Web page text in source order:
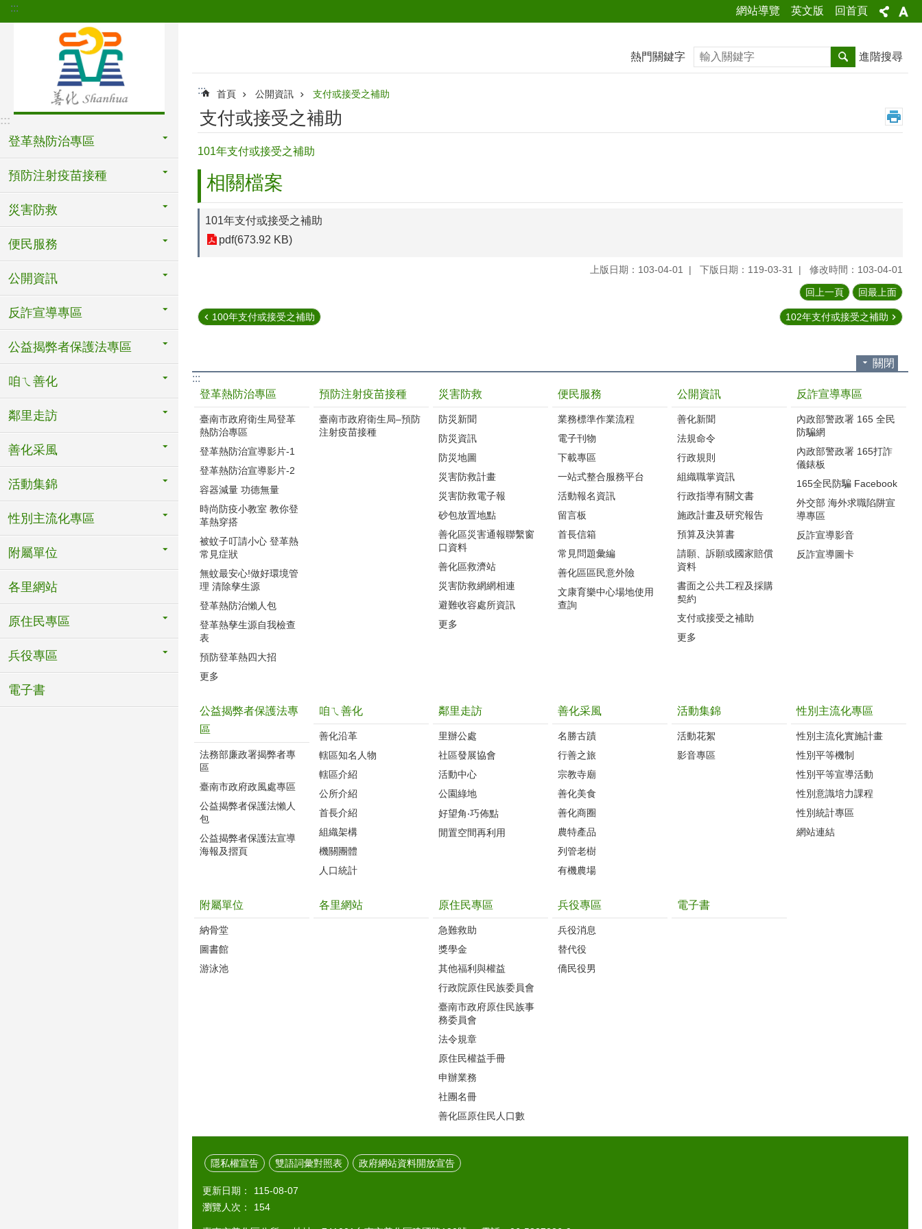
跳到主要內容區塊
::: 網站導覽 英文版 回首頁
:::
登革熱防治專區
預防注射疫苗接種
災害防救
便民服務
公開資訊
反詐宣導專區
公益揭弊者保護法專區
咱ㄟ善化
鄰里走訪
善化采風
活動集錦
性別主流化專區
附屬單位
各里網站
原住民專區
兵役專區
電子書
熱門關鍵字 搜尋 進階搜尋
::: 首頁 公開資訊 支付或接受之補助
支付或接受之補助
101年支付或接受之補助
相關檔案
101年支付或接受之補助
pdf(673.92 KB)
上版日期：103-04-01 下版日期：119-03-31 修改時間：103-04-01
回上一頁 回最上面
100年支付或接受之補助 102年支付或接受之補助
關閉
:::
登革熱防治專區
臺南市政府衛生局登革
熱防治專區
登革熱防治宣導影片-1
登革熱防治宣導影片-2
容器減量 功德無量
時尚防疫小教室 教你登
革熱穿搭
被蚊子叮請小心 登革熱
常見症狀
無蚊最安心!做好環境管
理 清除孳生源
登革熱防治懶人包
登革熱孳生源自我檢查
表
預防登革熱四大招
更多
預防注射疫苗接種
臺南市政府衛生局–預防
注射疫苗接種
災害防救
防災新聞
防災資訊
防災地圖
災害防救計畫
災害防救電子報
砂包放置地點
善化區災害通報聯繫窗
口資料
善化區救濟站
災害防救網網相連
避難收容處所資訊
更多
便民服務
業務標準作業流程‭
電子刊物
下載專區
一站式整合服務平台
活動報名資訊
留言板
首長信箱
常見問題彙編
善化區區民意外險
文康育樂中心場地使用
查詢
公開資訊
善化新聞
法規命令
行政規則
組織職掌資訊
行政指導有關文書
施政計畫及研究報告
預算及決算書
請願、訴願或國家賠償
資料
書面之公共工程及採購
契約
支付或接受之補助
更多
反詐宣導專區
內政部警政署 165 全民
防騙網
內政部警政署 165打詐
儀錶板
165全民防騙 Facebook
外交部 海外求職陷阱宣
導專區
反詐宣導影音
反詐宣導圖卡
公益揭弊者保護法專
區
法務部廉政署揭弊者專
區
臺南市政府政風處專區
公益揭弊者保護法懶人
包
公益揭弊者保護法宣導
海報及摺頁
咱ㄟ善化
善化沿革‭
轄區知名人物‭
轄區介紹
公所介紹
首長介紹
組織架構
機關團體
人口統計
鄰里走訪
里辦公處‭ ‭
社區發展協會‭
活動中心
公園綠地
好望角‧巧佈點
閒置空間再利用
善化采風
名勝古蹟
行善之旅
宗教寺廟
善化美食
善化商圈
農特產品
列管老樹
有機農場
活動集錦
活動花絮
影音專區
性別主流化專區
性別主流化實施計畫
性別平等機制
性別平等宣導活動
性別意識培力課程
性別統計專區
網站連結
附屬單位
納骨堂
圖書館
游泳池
各里網站 原住民專區
急難救助
獎學金
其他福利與權益
行政院原住民族委員會
臺南市政府原住民族事
務委員會
法令規章
原住民權益手冊
申辦業務
社團名冊
善化區原住民人口數
兵役專區
兵役消息
替代役
僑民役男
電子書
隱私權宣告 雙語詞彙對照表 政府網站資料開放宣告
更新日期：
115-08-07
瀏覽人次：
154